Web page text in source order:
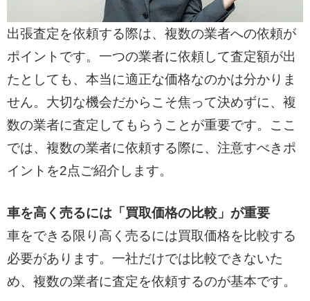
出張査定を依頼する際は、複数の業者への依頼が
ポイントです。一つの業者に依頼して査定額が出
たとしても、本当に適正な価格なのかは分かりま
せん。大切な機会だからこそ焦って決めずに、複
数の業者に査定してもらうことが重要です。ここ
では、複数の業者に依頼する際に、注意すべきポ
イントを2点ご紹介します。
車を高く売るには「買取価格の比較」が重要
車をできる限り高く売るには買取価格を比較する
必要があります。一社だけでは比較できないた
め、複数の業者に査定を依頼するのが基本です。